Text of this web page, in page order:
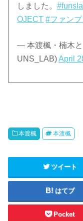
しました。
OJECT #ファンプ
— 本渡楓・楠木
UNS_LAB)April
本渡楓 本渡楓
ツイート
はてブ
Pocket